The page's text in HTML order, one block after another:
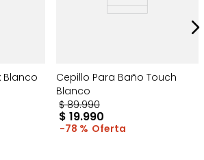
Blanco
Cepillo Para Baño Touch
Blanco
$ 89.990
$ 19.990
78 %